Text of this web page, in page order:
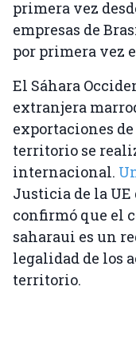
primera vez
empresas de
por primera vez
El Sáhara
extranjera
exportaciones
territorio se
internacional.
Justicia de la UE
confirmó que el
saharaui es un
legalidad de los
territorio.